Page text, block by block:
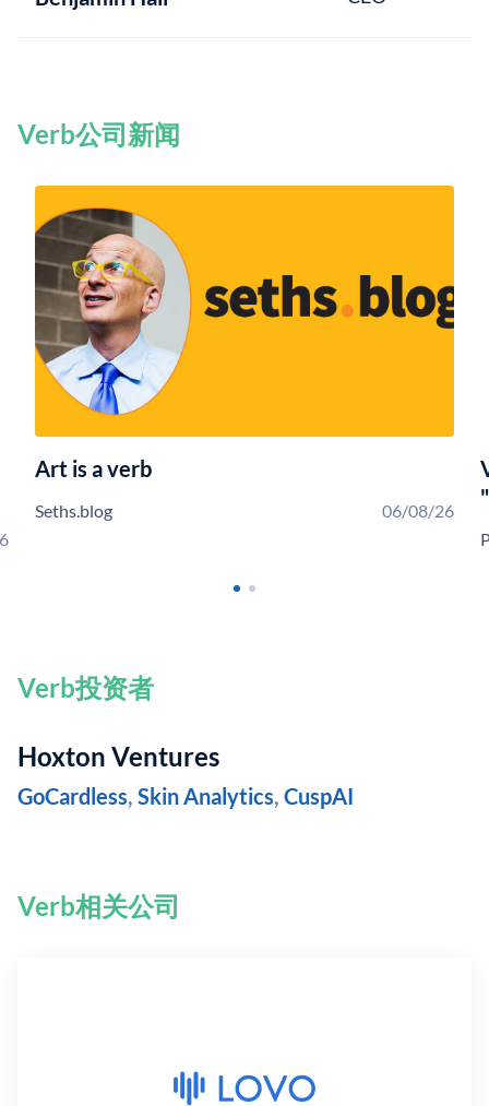
Verb公司新闻
Art is a verb
Seths.blog 06/08/26
Verb投资者
Hoxton Ventures
GoCardless, Skin Analytics, CuspAI
Verb相关公司